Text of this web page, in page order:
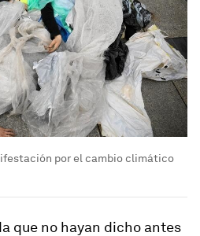
por el cambio climático
que no hayan dicho antes